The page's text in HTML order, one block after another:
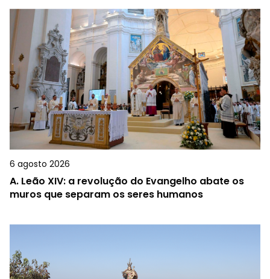
6 agosto 2026
A. Leão XIV: a revolução do Evangelho abate os
muros que separam os seres humanos